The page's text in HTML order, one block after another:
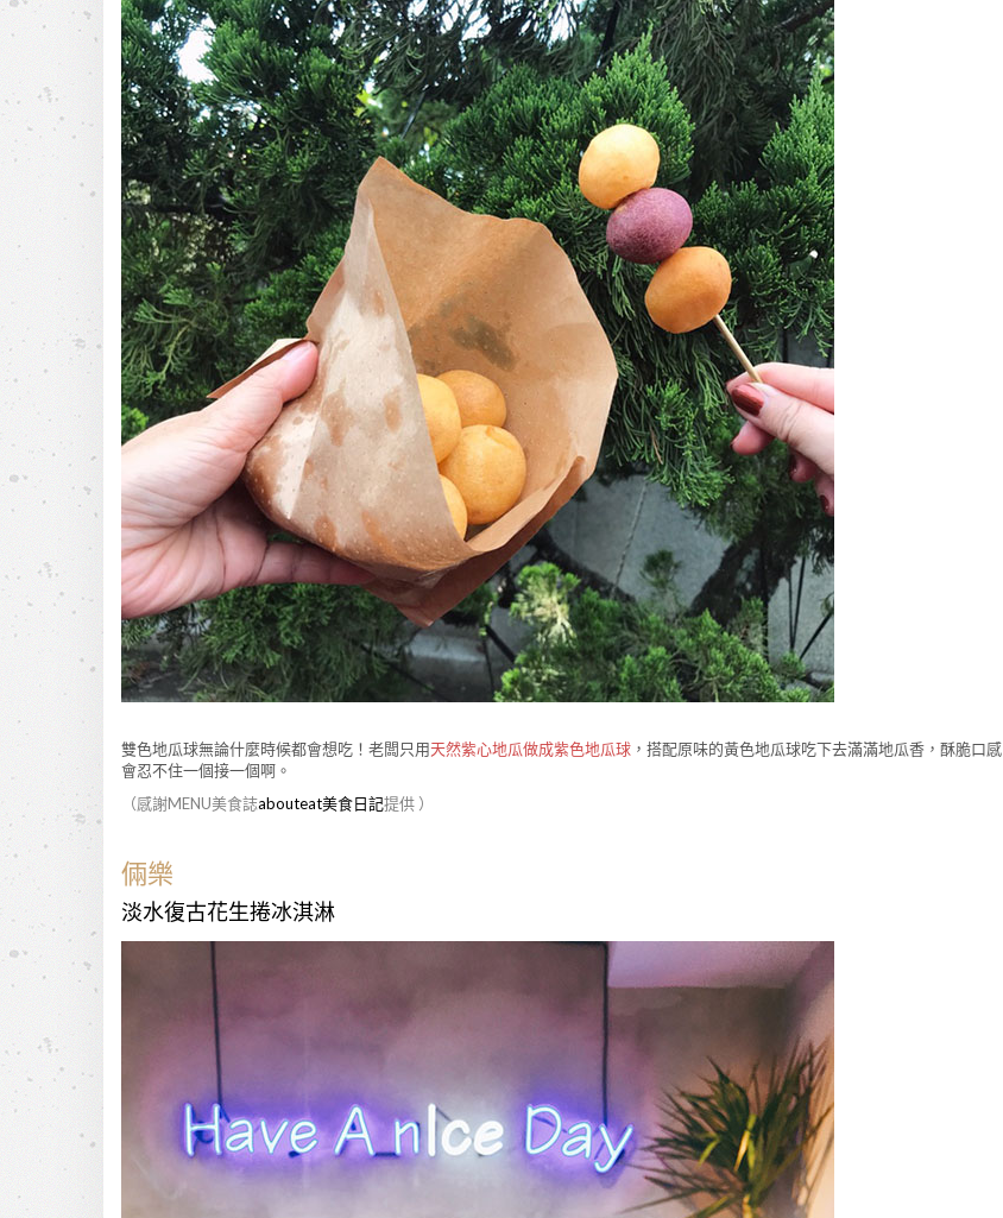
雙色地瓜球無論什麼時候都會想吃！老闆只用天然紫心地瓜做成紫色地瓜球 ，搭配原味的黃色地瓜球吃下去滿滿地瓜香，酥脆口感
會忍不住一個接一個啊。
（感謝MENU美食誌abouteat美食日記提供 ）
倆樂
淡水復古花生捲冰淇淋